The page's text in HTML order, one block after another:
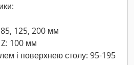
125, 200 мм
Z: 100 мм
і поверхнею столу: 95-195